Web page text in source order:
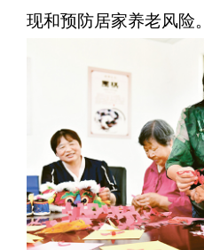
现和预防居家养老风险。